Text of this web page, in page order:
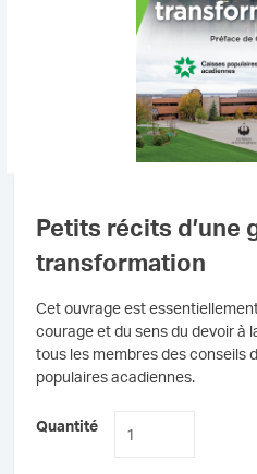
Petits récits d’une
transformation
Cet ouvrage est
courage et du sens du devoir à
tous les membres des conseils
populaires acadiennes.
Quantité